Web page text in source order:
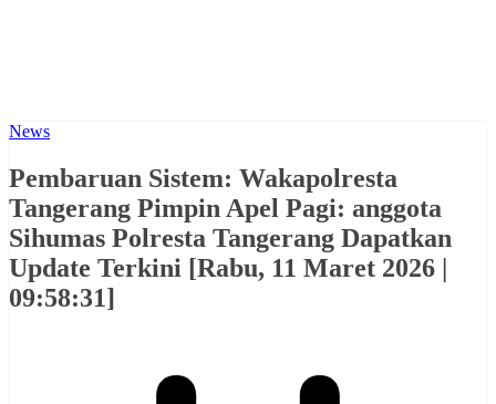
News
Pembaruan Sistem: Wakapolresta
Tangerang Pimpin Apel Pagi: anggota
Sihumas Polresta Tangerang Dapatkan
Update Terkini [Rabu, 11 Maret 2026 |
09:58:31]